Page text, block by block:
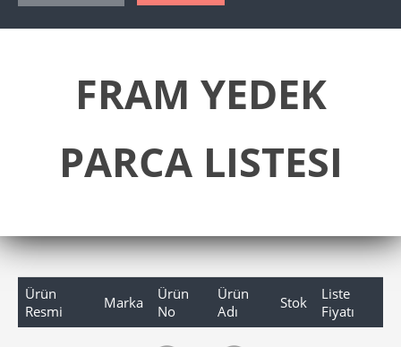
Hakkımızda
FRAM YEDEK
PARCA LISTESI
Ürün
Resmi
Marka
Ürün
No
Ürün
Adı
Stok
Liste
Fiyatı